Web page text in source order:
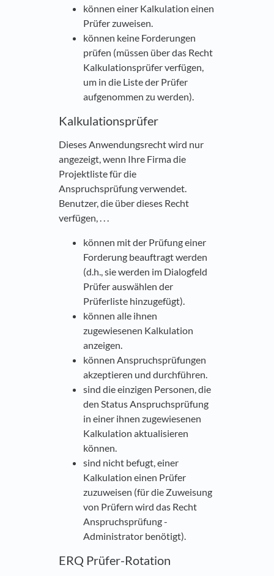
können einer Kalkulation einen
Prüfer zuweisen.
können keine Forderungen
prüfen (müssen über das Recht
Kalkulationsprüfer verfügen,
um in die Liste der Prüfer
aufgenommen zu werden).
Kalkulationsprüfer
Dieses Anwendungsrecht wird nur
angezeigt, wenn Ihre Firma die
Projektliste für die
Anspruchsprüfung verwendet.
Benutzer, die über dieses Recht
verfügen, . . .
können mit der Prüfung einer
Forderung beauftragt werden
(d.h., sie werden im Dialogfeld
Prüfer auswählen der
Prüferliste hinzugefügt).
können alle ihnen
zugewiesenen Kalkulation
anzeigen.
können Anspruchsprüfungen
akzeptieren und durchführen.
sind die einzigen Personen, die
den Status Anspruchsprüfung
in einer ihnen zugewiesenen
Kalkulation aktualisieren
können.
sind nicht befugt, einer
Kalkulation einen Prüfer
zuzuweisen (für die Zuweisung
von Prüfern wird das Recht
Anspruchsprüfung -
Administrator benötigt).
ERQ Prüfer-Rotation